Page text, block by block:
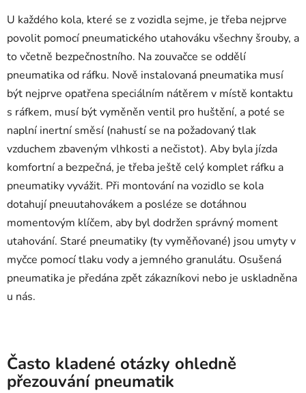
U každého kola, které se z vozidla sejme, je třeba nejprve
povolit pomocí pneumatického utahováku všechny šrouby, a
to včetně bezpečnostního. Na zouvačce se oddělí
pneumatika od ráfku. Nově instalovaná pneumatika musí
být nejprve opatřena speciálním nátěrem v místě kontaktu
s ráfkem, musí být vyměněn ventil pro huštění, a poté se
naplní inertní směsí (nahustí se na požadovaný tlak
vzduchem zbaveným vlhkosti a nečistot). Aby byla jízda
komfortní a bezpečná, je třeba ještě celý komplet ráfku a
pneumatiky vyvážit. Při montování na vozidlo se kola
dotahují pneuutahovákem a posléze se dotáhnou
momentovým klíčem, aby byl dodržen správný moment
utahování. Staré pneumatiky (ty vyměňované) jsou umyty v
myčce pomocí tlaku vody a jemného granulátu. Osušená
pneumatika je předána zpět zákazníkovi nebo je uskladněna
u nás.
Často kladené otázky ohledně
přezouvání pneumatik